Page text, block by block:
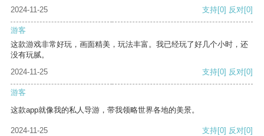
2024-11-25
支持[0] 反对[0]
游客
这款游戏非常好玩，画面精美，玩法丰富。我已经玩了好几个小时，还
没有玩腻。
2024-11-25
支持[0] 反对[0]
游客
这款app就像我的私人导游，带我领略世界各地的美景。
2024-11-25 支持[0] 反对[0]